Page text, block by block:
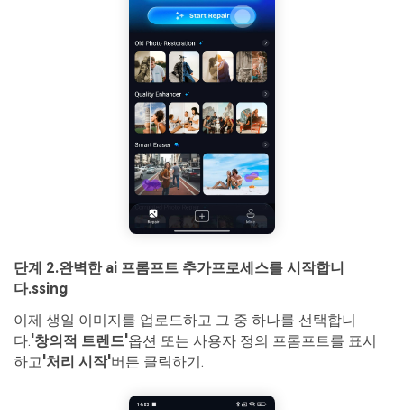
단계 2.완벽한 ai 프롬프트 추가프로세스를 시작합니
다.ssing
이제 생일 이미지를 업로드하고 그 중 하나를 선택합니
다.'창의적 트렌드'옵션 또는 사용자 정의 프롬프트를 표시
하고'처리 시작'버튼 클릭하기.